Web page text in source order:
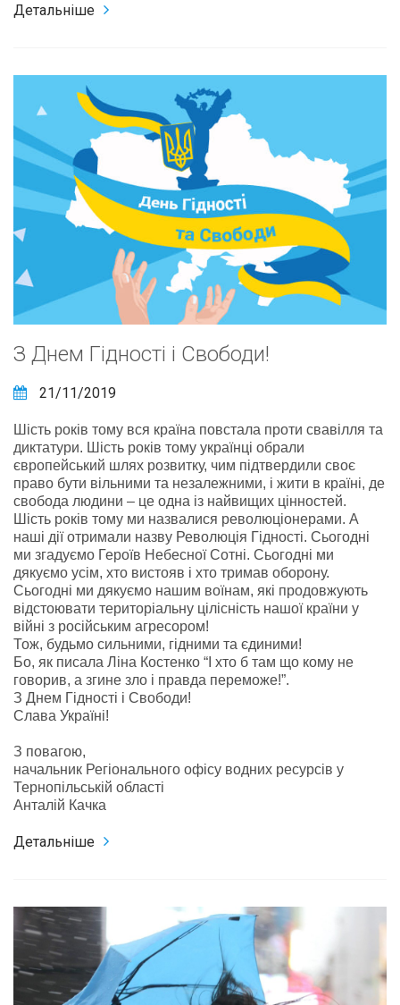
Детальніше
З Днем Гідності і Свободи!
21/11/2019
Шість років тому вся країна повстала проти свавілля та
диктатури. Шість років тому українці обрали
європейський шлях розвитку, чим підтвердили своє
право бути вільними та незалежними, і жити в країні, де
свобода людини – це одна із найвищих цінностей.
Шість років тому ми назвалися революціонерами. А
наші дії отримали назву Революція Гідності. Сьогодні
ми згадуємо Героїв Небесної Сотні. Сьогодні ми
дякуємо усім, хто вистояв і хто тримав оборону.
Сьогодні ми дякуємо нашим воїнам, які продовжують
відстоювати територіальну цілісність нашої країни у
війні з російським агресором!
Тож, будьмо сильними, гідними та єдиними!
Бо, як писала Ліна Костенко “І хто б там що кому не
говорив, а згине зло і правда переможе!”.
З Днем Гідності і Свободи!
Слава Україні!
З повагою,
начальник Регіонального офісу водних ресурсів у
Тернопільській області
Анталій Качка
Детальніше